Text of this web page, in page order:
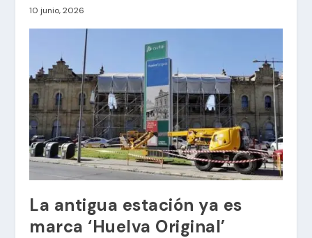
10 junio, 2026
La antigua estación ya es
marca ‘Huelva Original’